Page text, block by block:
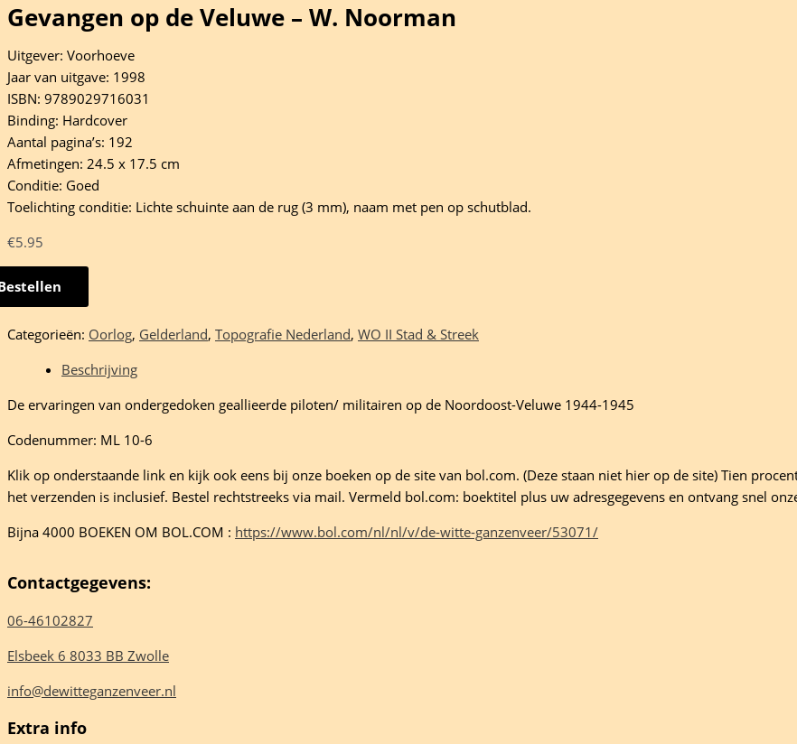
Gevangen op de Veluwe – W. Noorman
Uitgever: Voorhoeve
Jaar van uitgave: 1998
ISBN: 9789029716031
Binding: Hardcover
Aantal pagina’s: 192
Afmetingen: 24.5 x 17.5 cm
Conditie: Goed
Toelichting conditie: Lichte schuinte aan de rug (3 mm), naam met pen op schutblad.
€5.95
Categorieën: Oorlog, Gelderland, Topografie Nederland, WO II Stad & Streek
Beschrijving
De ervaringen van ondergedoken geallieerde piloten/ militairen op de Noordoost-Veluwe 1944-1945
Codenummer: ML 10-6
Klik op onderstaande link en kijk ook eens bij onze boeken op de site van bol.com. (Deze staan niet hier op de site) Tien
het verzenden is inclusief. Bestel rechtstreeks via mail. Vermeld bol.com: boektitel plus uw adresgegevens en ontvang snel
Bijna 4000 BOEKEN OM BOL.COM : https://www.bol.com/nl/nl/v/de-witte-ganzenveer/53071/
Contactgegevens:
06-46102827
Elsbeek 6 8033 BB Zwolle
info@dewitteganzenveer.nl
Extra info